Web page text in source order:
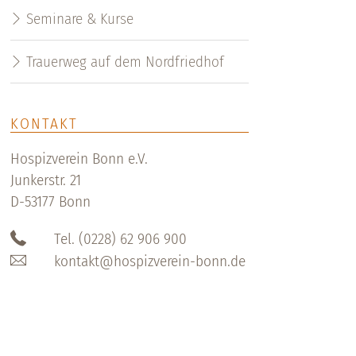
Seminare & Kurse
Trauerweg auf dem Nordfriedhof
KONTAKT
Hospizverein Bonn e.V.
Junkerstr. 21
D-53177 Bonn
Tel. (0228) 62 906 900
kontakt@hospizverein-bonn.de